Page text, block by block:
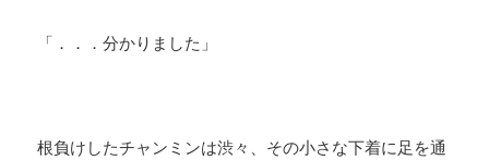
「．．．分かりました」
根負けしたチャンミンは渋々、その小さな下着に足を通